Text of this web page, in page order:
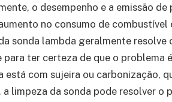
o desempenho e a emissão
no consumo de
sonda lambda geralmente
ter certeza de que o problema
está com sujeira ou carbonização,
a limpeza da sonda pode resolver o